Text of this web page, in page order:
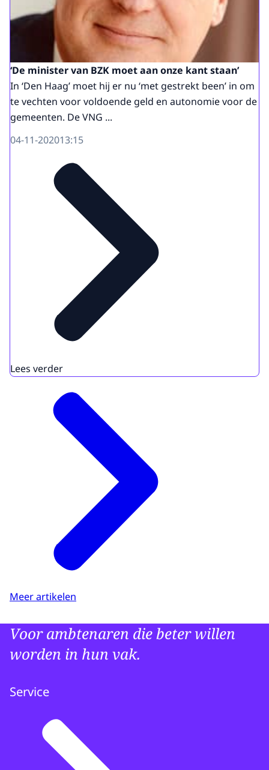
‘De minister van BZK moet aan onze kant staan’
In ‘Den Haag’ moet hij er nu ‘met gestrekt been’ in om
te vechten voor voldoende geld en autonomie voor de
gemeenten. De VNG ...
04-11-202013:15
Lees verder
Meer artikelen
Voor ambtenaren die beter willen
worden in hun vak.
Service